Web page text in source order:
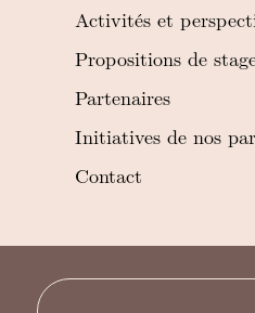
Activités et
Propositions de
Partenaires
Initiatives de nos
Contact